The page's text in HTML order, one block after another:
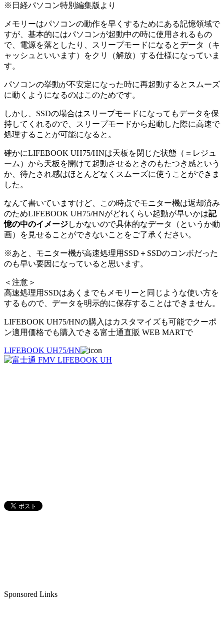
※日経パソコン特別編集版より
メモリーはパソコンの動作を早くするためにある記憶領域で
すが、基本的にはパソコンが起動中の時に使用されるもの
で、電源を落としたり、スリープモードになるとデータ（キ
ャッシュといいます）をクリ（解放）する仕様になっていま
す。
パソコンの挙動が不安定になった時に再起動するとスムーズ
に動くようになるのはこのためです。
しかし、SSDの場合はスリープモードになってもデータを保
持してくれるので、スリープモードから起動した際に高速で
処理することが可能になると。
確かにLIFEBOOK UH75/HNは天板を閉じた状態（＝レジュ
ーム）から天板を開けて起動させるときのもたつき感という
か、待たされ感はほとんどなくスムーズに使うことができま
した。
なんて書いていますけど、この時点でモニター機は返却済み
のためLIFEBOOK UH75/HNがどれくらい起動が早いかは記
憶の中のイメージしかないので具体的なデータ（というか動
画）を見せることができないことをご了承ください。
※あと、モニター機が高速処理用SSD＋SSDのコンボだった
のも早い要因になっていると思います。
＜注意＞
高速処理用SSDはあくまでもメモリーと同じような使い方を
するもので、データを明示的に保存することはできません。
LIFEBOOK UH75/HNの購入はカスタマイズも可能でクーポ
ン適用価格でも購入できる富士通直販 WEB MARTで
LIFEBOOK UH75/HN
Sponsored Links